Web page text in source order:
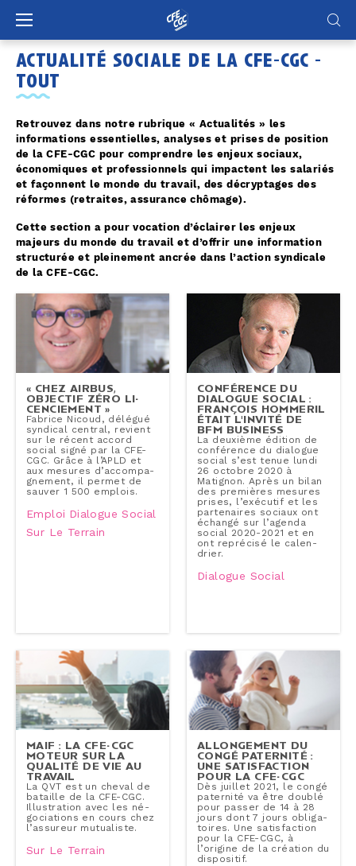
actualité sociale de la cfe-cgc -
tout
Retrouvez dans notre rubrique « Actualités » les
informations essentielles, analyses et prises de position
de la CFE-CGC pour comprendre les enjeux sociaux,
économiques et professionnels qui impactent les salariés
et façonnent le monde du travail, des décryptages des
réformes (retraites, assurance chômage).
Cette section a pour vocation d’éclairer les enjeux
majeurs du monde du travail et d’offrir une information
structurée et pleinement ancrée dans l’action syndicale
de la CFE-CGC.
« CHEZ AIRBUS,
OBJECTIF ZÉRO LI­
CEN­CIE­MENT »
Fabrice Nicoud, délégué
syndical central, revient
sur le récent accord
social signé par la CFE-
CGC. Grâce à l’APLD et
aux mesures d’ac­com­pa­
gne­ment, il permet de
sauver 1 500 emplois.
Emploi Dialogue Social
Sur Le Terrain
CONFÉ­RENCE DU
DIALOGUE SOCIAL :
FRANÇOIS HOMMERIL
ÉTAIT L'INVITÉ DE
BFM BUSINESS
La deuxième édition de
confé­rence du dialogue
social s’est tenue lundi
26 octobre 2020 à
Matignon. Après un bilan
des premières mesures
prises, l’exécutif et les
par­te­naires sociaux ont
échangé sur l’agenda
social 2020-2021 et en
ont reprécisé le ca­len­
drier.
Dialogue Social
MAIF : LA CFE-CGC
MOTEUR SUR LA
QUALITÉ DE VIE AU
TRAVAIL
La QVT est un cheval de
bataille de la CFE-CGC.
Illus­tra­tion avec les né­
go­cia­tions en cours chez
l’assureur mu­tua­liste.
Sur Le Terrain
AL­LON­GE­MENT DU
CONGÉ PATERNITÉ :
UNE SA­TIS­FAC­TION
POUR LA CFE-CGC
Dès juillet 2021, le congé
paternité va être doublé
pour passer de 14 à 28
jours dont 7 jours obli­ga­
toires. Une sa­tis­fac­tion
pour la CFE-CGC, à
l’origine de la création du
dis­po­si­tif.
Panneau de gestion des cookies